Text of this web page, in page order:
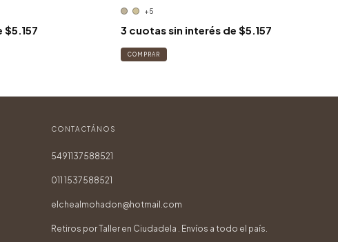
$5.157
+5
3 cuotas sin interés de$5.157
COMPRAR
CONTACTÁNOS
5491137588521
011 1537588521
elchealmohadon@hotmail.com
Retiros por Taller en Ciudadela . Envíos a todo el país.